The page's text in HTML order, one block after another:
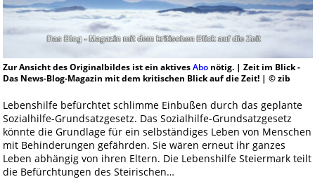
Zur Ansicht des Originalbildes ist ein aktivesAbonötig. | Zeit im Blick -
Das News-Blog-Magazin mit dem kritischen Blick auf die Zeit! | © zib
Lebenshilfe befürchtet schlimme Einbußen durch das geplante
Sozialhilfe-Grundsatzgesetz. Das Sozialhilfe-Grundsatzgesetz
könnte die Grundlage für ein selbständiges Leben von Menschen
mit Behinderungen gefährden. Sie wären erneut ihr ganzes
Leben abhängig von ihren Eltern. Die Lebenshilfe Steiermark teilt
die Befürchtungen des Steirischen…